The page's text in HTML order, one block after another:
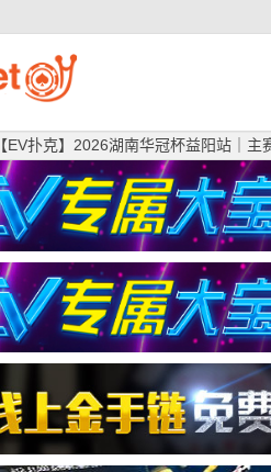
【EV扑克】2026湖南华冠杯益阳站｜